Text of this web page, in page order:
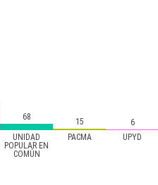
UNIDAD
POPULAR EN
COMÚN
PACMA UPYD
68 15 6